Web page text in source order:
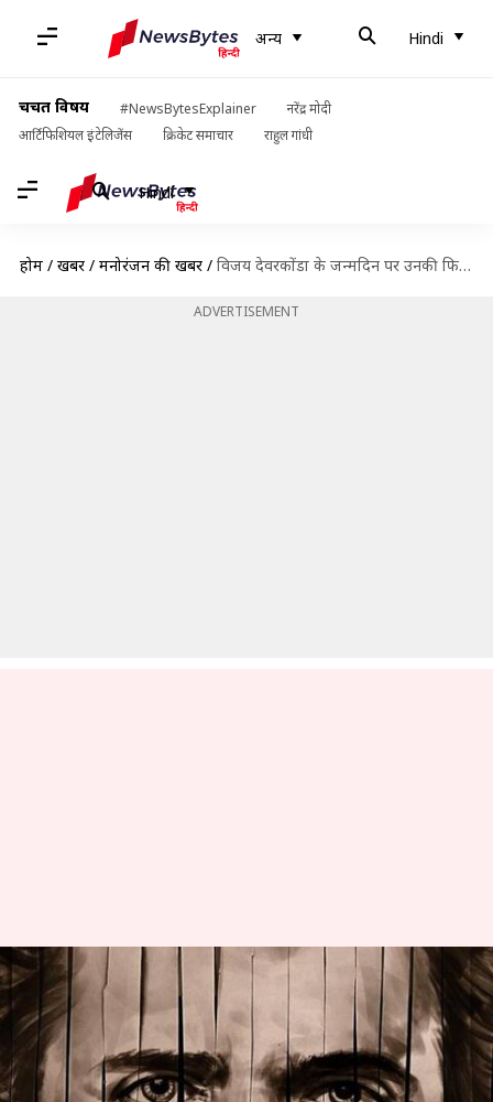
अन्य Hindi
चर्चित विषय #NewsBytesExplainer
नरेंद्र मोदी
आर्टिफिशियल इंटेलिजेंस
क्रिकेट समाचार राहुल गांधी
Hindi
होम / खबरें / मनोरंजन की खबरें / विजय देवरकोंडा के जन्मदिन पर उनकी फिल्म 'VD12' का नया पोस्टर जारी, जल्द शुरू होगी शूटिंग
ADVERTISEMENT
विजय देवरकोंडा के जन्मदिन पर
उनकी फिल्म 'VD12' का नया पोस्टर
जारी, जल्द शुरू होगी शूटिंग
लेखन दीक्षा शर्मा May 09, 2023 06:02 pm